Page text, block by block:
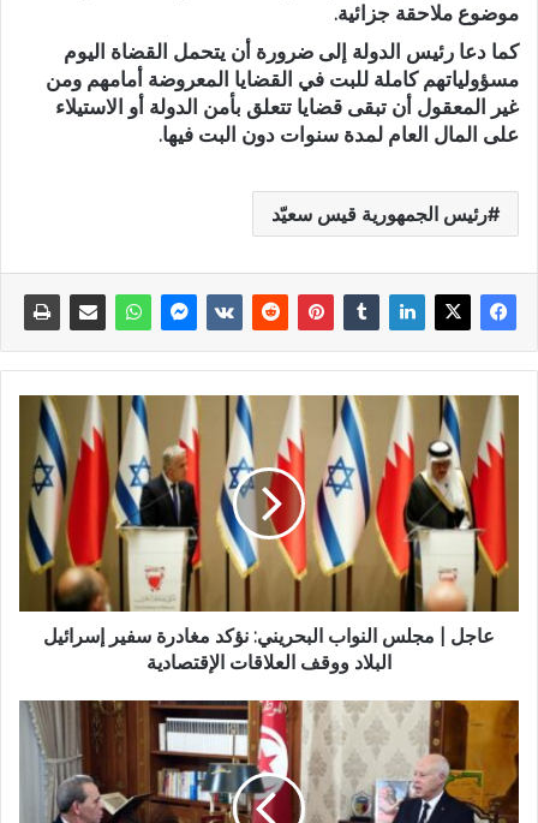
موضوع ملاحقة جزائية.
كما دعا رئيس الدولة إلى ضرورة أن يتحمل القضاة اليوم
مسؤولياتهم كاملة للبت في القضايا المعروضة أمامهم ومن
غير المعقول أن تبقى قضايا تتعلق بأمن الدولة أو الاستيلاء
على المال العام لمدة سنوات دون البت فيها.
رئيس الجمهورية قيس سعيّد
عاجل | مجلس النواب البحريني: نؤكد مغادرة سفير إسرائيل
البلاد ووقف العلاقات الإقتصادية